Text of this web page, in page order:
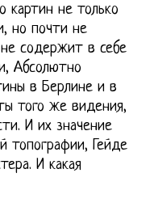
картин не только
но почти не
содержит в себе
Абсолютно
в Берлине и в
того же видения,
И их значение
топографии, Гейде
И какая